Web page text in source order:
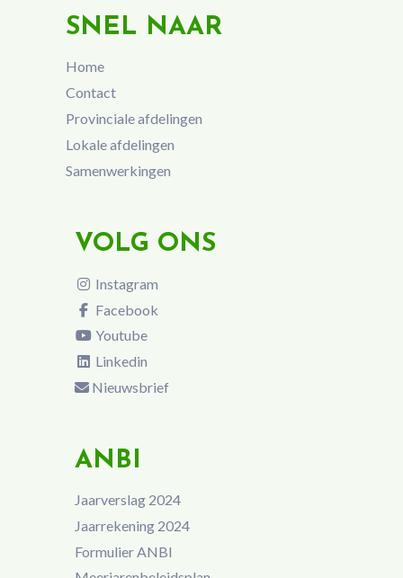
SNEL NAAR
Home
Contact
Provinciale afdelingen
Lokale afdelingen
Samenwerkingen
VOLG ONS
Instagram
Facebook
Youtube
Linkedin
Nieuwsbrief
ANBI
Jaarverslag 2024
Jaarrekening 2024
Formulier ANBI